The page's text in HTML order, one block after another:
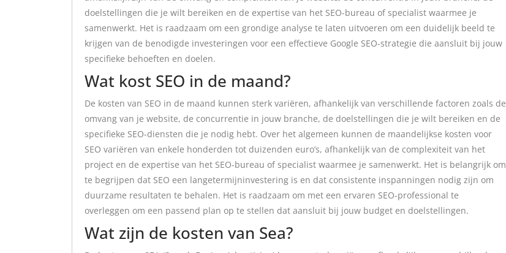
doelstellingen die je wilt bereiken en de expertise van het SEO-bureau of specialist waarmee je
samenwerkt. Het is raadzaam om een grondige analyse te laten uitvoeren om een duidelijk beeld te
krijgen van de benodigde investeringen voor een effectieve Google SEO-strategie die aansluit bij jouw
specifieke behoeften en doelen.
Wat kost SEO in de maand?
De kosten van SEO in de maand kunnen sterk variëren, afhankelijk van verschillende factoren zoals de
omvang van je website, de concurrentie in jouw branche, de doelstellingen die je wilt bereiken en de
specifieke SEO-diensten die je nodig hebt. Over het algemeen kunnen de maandelijkse kosten voor
SEO variëren van enkele honderden tot duizenden euro’s, afhankelijk van de complexiteit van het
project en de expertise van het SEO-bureau of specialist waarmee je samenwerkt. Het is belangrijk om
te begrijpen dat SEO een langetermijninvestering is en dat consistente inspanningen nodig zijn om
duurzame resultaten te behalen. Het is raadzaam om met een ervaren SEO-professional te
overleggen om een passend plan op te stellen dat aansluit bij jouw budget en doelstellingen.
Wat zijn de kosten van Sea?